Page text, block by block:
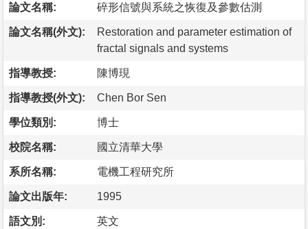
論文名稱: 碎形信號與系統之恢復及參數估測
論文名稱(外文):
Restoration and parameter estimation of
fractal signals and systems
指導教授: 陳博現
指導教授(外文): Chen Bor Sen
學位類別: 博士
校院名稱: 國立清華大學
系所名稱: 電機工程研究所
論文出版年: 1995
語文別: 英文